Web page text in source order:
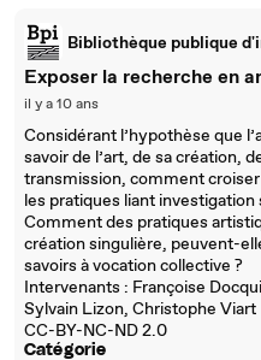
Exposer la recherche en
il y a 10 ans
Considérant l’hypothèse que
savoir de l’art, de sa création,
transmission, comment
les pratiques liant
Comment des pratiques
création singulière, peuvent-
savoirs à vocation collective ?
Intervenants : Françoise
Sylvain Lizon, Christophe Viart
CC-BY-NC-ND 2.0
Catégorie